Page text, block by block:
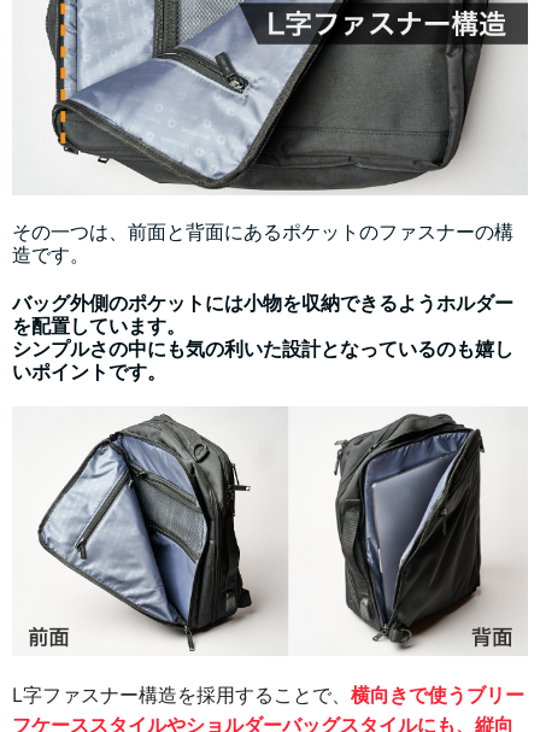
その一つは、前面と背面にあるポケットのファスナーの構
造です。
バッグ外側のポケットには小物を収納できるようホルダー
を配置しています。
シンプルさの中にも気の利いた設計となっているのも嬉し
いポイントです。
L字ファスナー構造を採用することで、 横向きで使うブリー
フケーススタイルやショルダーバッグスタイルにも、縦向